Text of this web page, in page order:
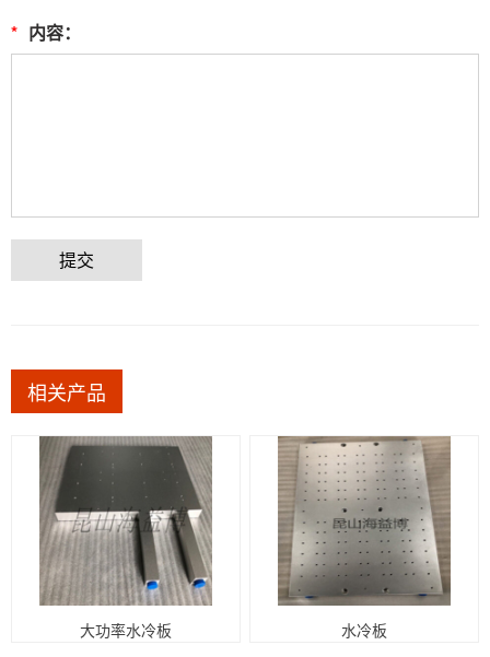
* 内容：
提交
相关产品
大功率水冷板 水冷板